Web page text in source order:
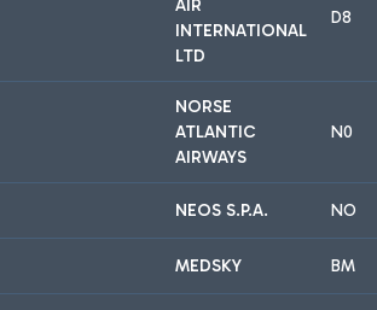
AIR
INTERNATIONAL
LTD
D8
NORSE
ATLANTIC
AIRWAYS
N0
NEOS S.P.A. NO
MEDSKY BM